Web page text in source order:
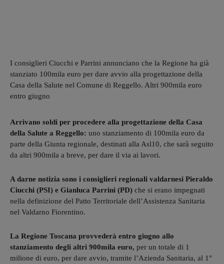
I consiglieri Ciucchi e Parrini annunciano che la Regione ha già
stanziato 100mila euro per dare avvio alla progettazione della
Casa della Salute nel Comune di Reggello. Altri 900mila euro
entro giugno
Arrivano soldi per procedere alla progettazione della Casa
della Salute a Reggello: uno stanziamento di 100mila euro da
parte della Giunta regionale, destinati alla Asl10, che sarà seguito
da altri 900mila a breve, per dare il via ai lavori.
A darne notizia sono i consiglieri regionali valdarnesi Pieraldo
Ciucchi (PSI) e Gianluca Parrini (PD) che si erano impegnati
nella definizione del Patto Territoriale dell’Assistenza Sanitaria
nel Valdarno Fiorentino.
La Regione Toscana provvederà entro giugno allo
stanziamento degli altri 900mila euro, per un totale di 1
milione di euro, per dare avvio, tramite l’Azienda Sanitaria, al 1°